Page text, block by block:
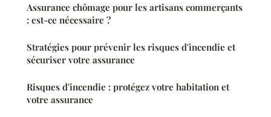
Assurance chômage pour les artisans commerçants
: est-ce nécessaire ?
Stratégies pour prévenir les risques d'incendie et
sécuriser votre assurance
Risques d'incendie : protégez votre habitation et
votre assurance